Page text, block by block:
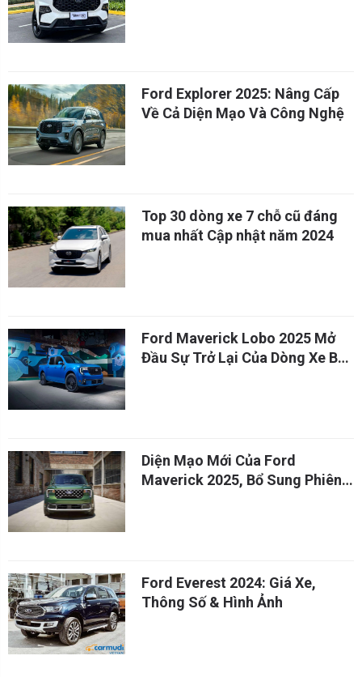
Ford Explorer 2025: Nâng Cấp
Về Cả Diện Mạo Và Công Nghệ
Top 30 dòng xe 7 chỗ cũ đáng
mua nhất Cập nhật năm 2024
Ford Maverick Lobo 2025 Mở
Đầu Sự Trở Lại Của Dòng Xe Bán
Diện Mạo Mới Của Ford
Maverick 2025, Bổ Sung Phiên
Ford Everest 2024: Giá Xe,
Thông Số & Hình Ảnh